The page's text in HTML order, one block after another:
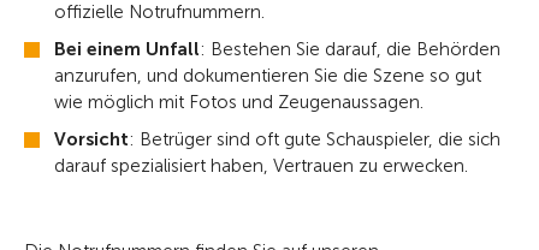
offizielle Notrufnummern.
Bei einem Unfall: Bestehen Sie darauf, die Behörden
anzurufen, und dokumentieren Sie die Szene so gut
wie möglich mit Fotos und Zeugenaussagen.
Vorsicht: Betrüger sind oft gute Schauspieler, die sich
darauf spezialisiert haben, Vertrauen zu erwecken.